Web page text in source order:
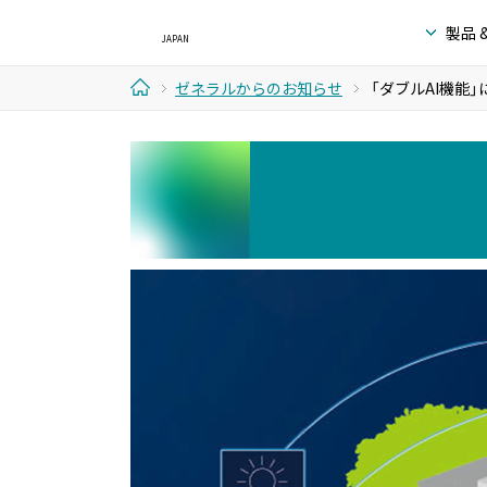
製品
ー
ム
ゼネラルからのお知らせ 「ダブルAI機能